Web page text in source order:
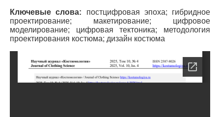
Ключевые слова: постцифровая эпоха; гибридное
проектирование; макетирование; цифровое
моделирование; цифровая тектоника; методология
проектирования костюма; дизайн костюма